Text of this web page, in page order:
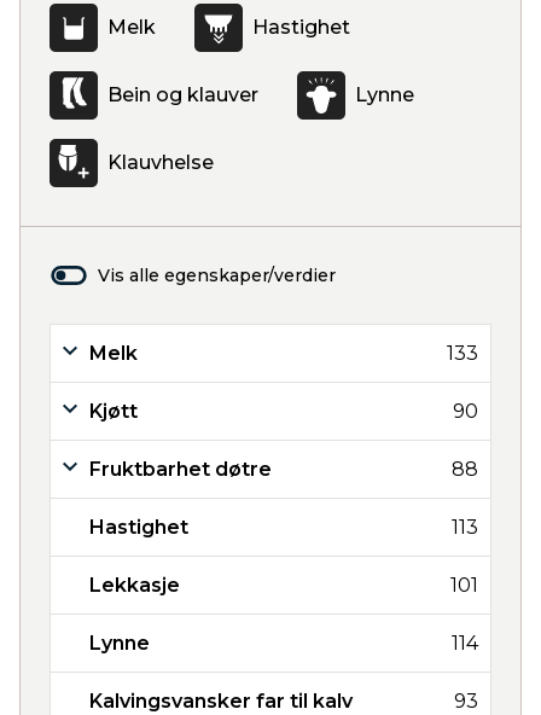
Melk Hastighet
Bein og klauver Lynne
Klauvhelse
Vis alle egenskaper/verdier
Melk 133
Kjøtt 90
Fruktbarhet døtre 88
Hastighet 113
Lekkasje 101
Lynne 114
Kalvingsvansker far til kalv 93